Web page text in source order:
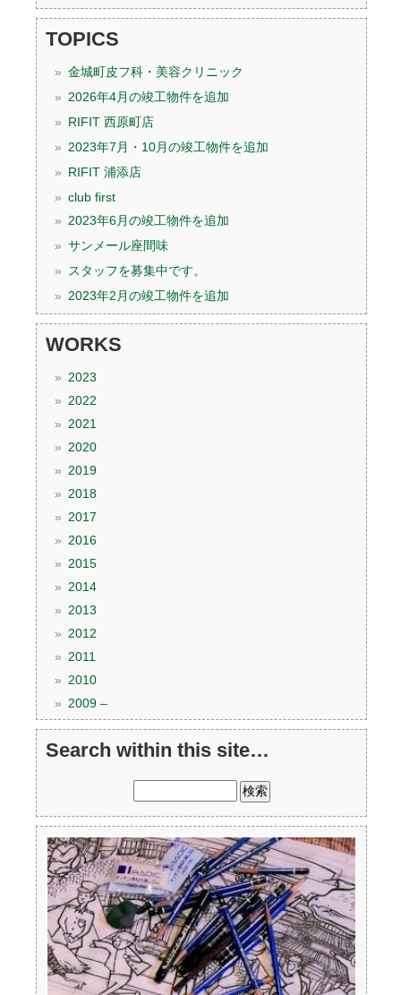
TOPICS
金城町皮フ科・美容クリニック
2026年4月の竣工物件を追加
RIFIT 西原町店
2023年7月・10月の竣工物件を追加
RIFIT 浦添店
club first
2023年6月の竣工物件を追加
サンメール座間味
スタッフを募集中です。
2023年2月の竣工物件を追加
WORKS
2023
2022
2021
2020
2019
2018
2017
2016
2015
2014
2013
2012
2011
2010
2009 –
Search within this site…